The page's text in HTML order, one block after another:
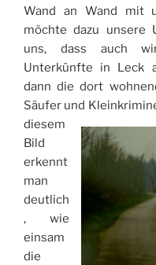
Wand an Wand mit
möchte dazu unsere
uns, dass auch
Unterkünfte in Leck
dann die dort
Säufer und
diesem
Bild
erkennt
man
deutlich
, wie
einsam
die